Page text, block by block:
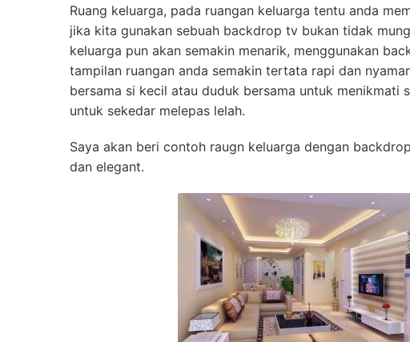
Ruang keluarga, pada ruangan keluarga tentu anda
jika kita gunakan sebuah backdrop tv bukan tidak
keluarga pun akan semakin menarik, menggunakan
tampilan ruangan anda semakin tertata rapi dan
bersama si kecil atau duduk bersama untuk menikmati
untuk sekedar melepas lelah.
Saya akan beri contoh raugn keluarga dengan
dan elegant.